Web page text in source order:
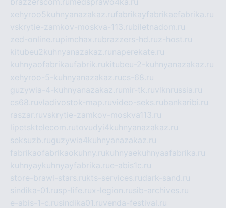
xehyroo5kuhnyanazakaz.rufabrikayfabrikaefabrika.ru
vskrytie-zamkov-moskva-113.rubiletnadom.ru
zed-online.rupimchax.rubrazzers-hd.ruz-host.ru
kitubeu2kuhnyanazakaz.ru naperekate.ru
kuhnyaofabrikaufabrik.rukitubeu-2-kuhnyanazakaz.ru
xehyroo-5-kuhnyanazakaz.rucs-68.ru
guzywia-4-kuhnyanazakaz.ru mir-tk.ruvlknrussia.ru
cs68.ruvladivostok-map.ruvideo-seks.rubankaribi.ru
raszar.ruvskrytie-zamkov-moskva113.ru
lipetsktelecom.rutovudyi4kuhnyanazakaz.ru
seksuzb.ruguzywia4kuhnyanazakaz.ru
fabrikaofabrikaokuhny.rukuhnyaekuhnyaafabrika.ru
kuhnyaykuhnyayfabrika.rue-abis1c.ru
store-brawl-stars.rukts-services.rudark-sand.ru
sindika-01.rusp-life.rux-legion.rusib-archives.ru
e-abis-1-c.rusindika01.ruvenda-festival.ru